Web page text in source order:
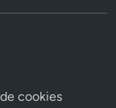
cookies